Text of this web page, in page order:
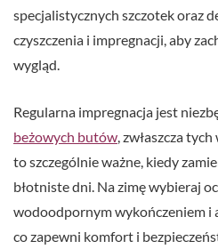
specjalistycznych szczotek oraz
czyszczenia i impregnacji, aby
wygląd.
Regularna impregnacja jest
beżowych butów, zwłaszcza
to szczególnie ważne, kiedy
błotniste dni. Na zimę wybieraj
wodoodpornym wykończeniem i
co zapewni komfort i